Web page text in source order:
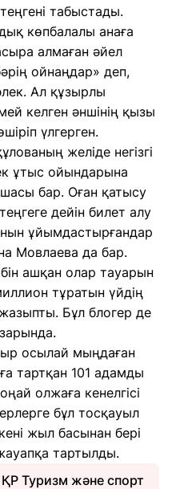
табыстады.
көпбалалы анаға
алмаған әйел
ойнаңдар» деп,
Ал құзырлы
келген әншінің қызы
үлгерген.
желіде негізгі
ұтыс ойындарына
бар. Оған қатысу
дейін билет алу
ұйымдастырғандар
Мовлаева да бар.
ашқан олар тауарын
тұратын үйдің
Бұл блогер де
осылай мыңдаған
тартқан 101 адамды
олжаға кенелгісі
бұл тосқауыл
жыл басынан бері
тартылды.
Туризм және спорт